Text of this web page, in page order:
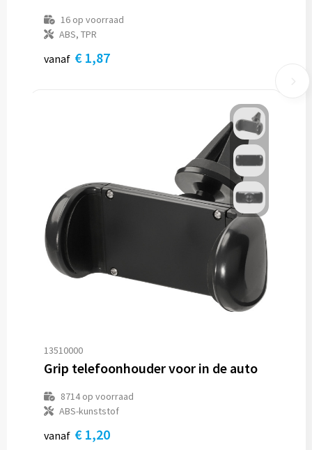
16op voorraad
ABS, TPR
vanaf € 1,87
13510000
Grip telefoonhouder voor in de auto
8714op voorraad
ABS-kunststof
vanaf € 1,20